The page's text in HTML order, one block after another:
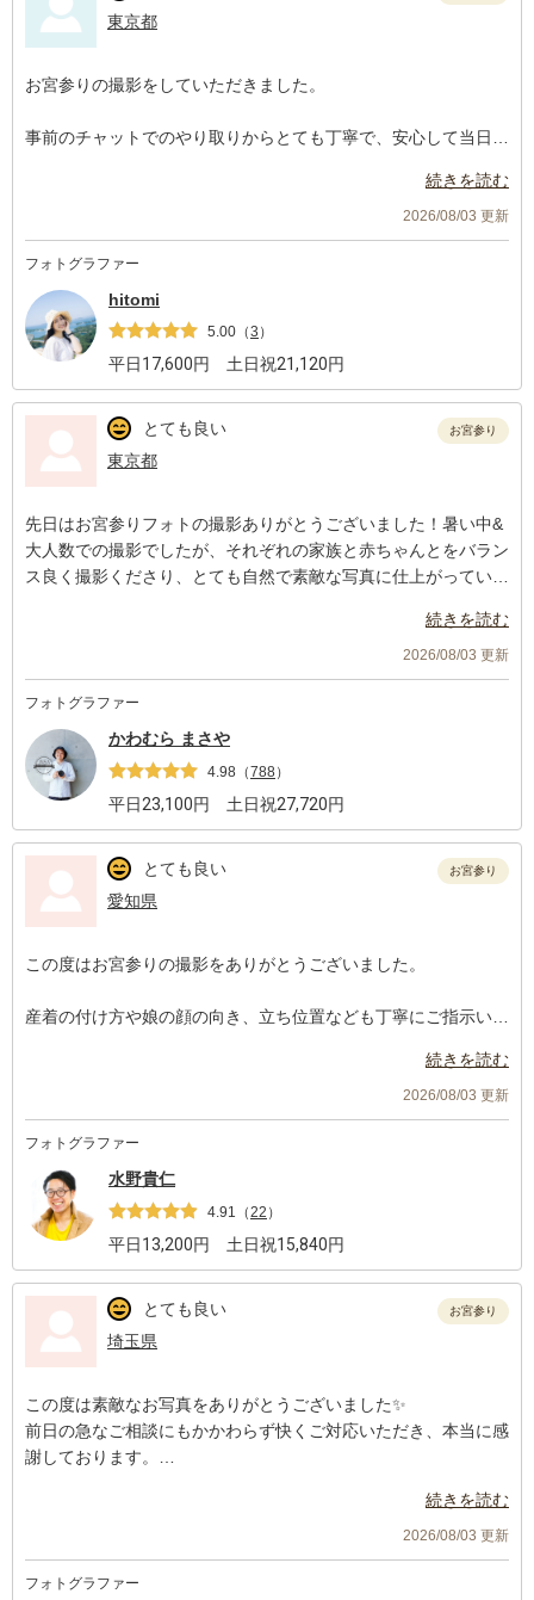
東京都
お宮参りの撮影をしていただきました。
事前のチャットでのやり取りからとても丁寧で、安心して当日を
写真も翌々日にはアップしていただき、対応が早いうえに、参考
写真通りにとても素敵に撮影していただいて良い思い出になりま
した。
続きを読む
2026/08/03 更新
フォトグラファー
hitomi
5.00 （3 ）
平日17,600円 土日祝21,120円
とても良い
東京都
お宮参り
先日はお宮参りフォトの撮影ありがとうございました！暑い中&
大人数での撮影でしたが、それぞれの家族と赤ちゃんとをバラン
ス良く撮影くださり、とても自然で素敵な写真に仕上がっていま
続きを読む
2026/08/03 更新
フォトグラファー
かわむら まさや
4.98 （788）
平日23,100円 土日祝27,720円
とても良い
愛知県
お宮参り
この度はお宮参りの撮影をありがとうございました。
産着の付け方や娘の顔の向き、立ち位置なども丁寧にご指示いた
も優しく声をかけてくださり、終始和やかな雰囲気で安心してお
暑い中での撮影、本当にありがとうございました。また、データ
の納品もとても早く、嬉しかったです。
また大切な節目の際には、ぜひお願いしたいと思えるカメラマン
続きを読む
2026/08/03 更新
フォトグラファー
水野貴仁
4.91 （22 ）
平日13,200円 土日祝15,840円
とても良い
埼玉県
お宮参り
この度は素敵なお写真をありがとうございました✨
前日の急なご相談にもかかわらず快くご対応いただき、本当に感
謝しております。
が、終始優しく声をかけてくださり安心して撮影することができ
納品いただいたお写真はどれも自然で温かい雰囲気で、家族にと
って大切な思い出になりました。
続きを読む
2026/08/03 更新
フォトグラファー